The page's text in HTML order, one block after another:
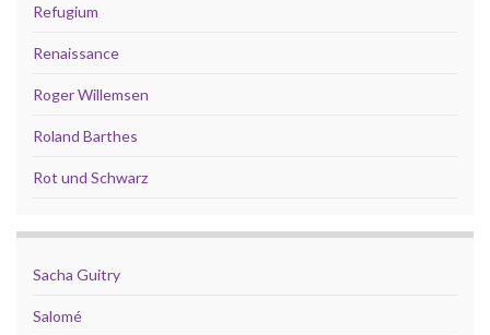
Refugium
Renaissance
Roger Willemsen
Roland Barthes
Rot und Schwarz
Sacha Guitry
Salomé